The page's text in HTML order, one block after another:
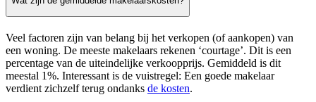
Veel factoren zijn van belang bij het verkopen (of aankopen) van
een woning. De meeste makelaars rekenen ‘courtage’. Dit is een
percentage van de uiteindelijke verkoopprijs. Gemiddeld is dit
meestal 1%. Interessant is de vuistregel: Een goede makelaar
verdient zichzelf terug ondanks de kosten.